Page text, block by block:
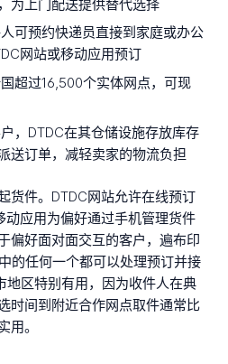
为上门配送提供替代选择
可预约快递员直接到家庭或办公
网站或移动应用预订
超过16,500个实体网点，可现
，DTDC在其仓储设施存放库存
送订单，减轻卖家的物流负担
货件。DTDC网站允许在线预订
动应用为偏好通过手机管理货件
偏好面对面交互的客户，遍布印
的任何一个都可以处理预订并接
地区特别有用，因为收件人在典
时间到附近合作网点取件通常比
用。